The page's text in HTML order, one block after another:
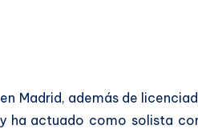
Madrid, además de
ha actuado como solista